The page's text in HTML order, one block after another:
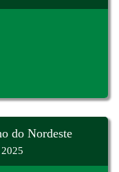
do Nordeste